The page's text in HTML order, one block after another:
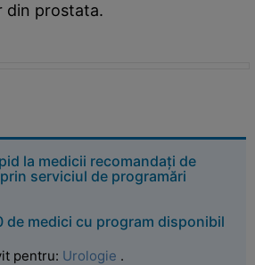
din prostata.
la medicii recomandați de
serviciul de programări
de medici cu program disponibil
pentru: Urologie .